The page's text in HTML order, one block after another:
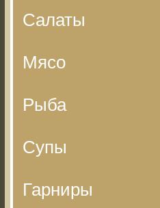
Салаты
Мясо
Рыба
Супы
Гарниры